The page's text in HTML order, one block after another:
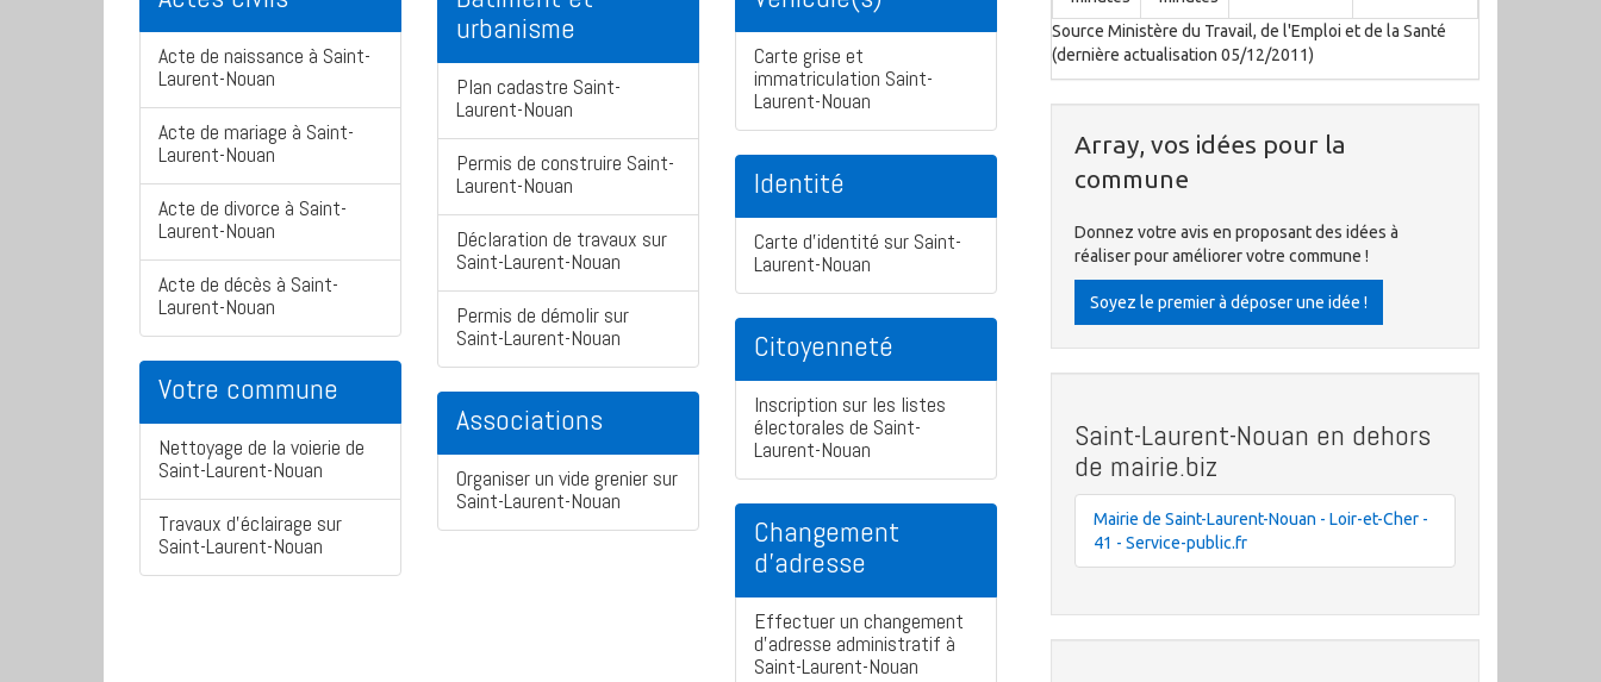
Acte de naissance à Saint-
Laurent-Nouan
Acte de mariage à Saint-
Laurent-Nouan
Acte de divorce à Saint-
Laurent-Nouan
Acte de décès à Saint-
Laurent-Nouan
Votre commune
Nettoyage de la voierie de
Saint-Laurent-Nouan
Travaux d'éclairage sur
Saint-Laurent-Nouan
urbanisme
Plan cadastre Saint-
Laurent-Nouan
Permis de construire Saint-
Laurent-Nouan
Déclaration de travaux sur
Saint-Laurent-Nouan
Permis de démolir sur
Saint-Laurent-Nouan
Associations
Organiser un vide grenier sur
Saint-Laurent-Nouan
Carte grise et
immatriculation Saint-
Laurent-Nouan
Identité
Carte d'identité sur Saint-
Laurent-Nouan
Citoyenneté
Inscription sur les listes
électorales de Saint-
Laurent-Nouan
Changement
d'adresse
Effectuer un changement
d'adresse administratif à
Saint-Laurent-Nouan
Source Ministère du Travail, de l'Emploi et de la Santé
(dernière actualisation 05/12/2011)
Array, vos idées pour la
commune
Donnez votre avis en proposant des idées à
réaliser pour améliorer votre commune !
Soyez le premier à déposer une idée !
Saint-Laurent-Nouan en dehors
de mairie.biz
Mairie de Saint-Laurent-Nouan - Loir-et-Cher -
41 - Service-public.fr